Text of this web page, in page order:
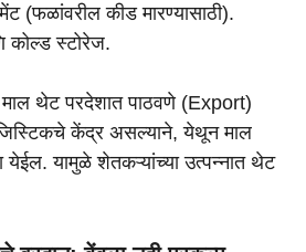
(फळांवरील कीड मारण्यासाठी).
स्टोरेज.
थेट परदेशात पाठवणे (Export)
केंद्र असल्याने, येथून माल
येईल. यामुळे शेतकऱ्यांच्या उत्पन्नात थेट